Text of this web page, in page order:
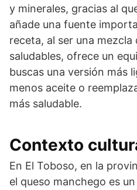
y minerales, gracias al
añade una fuente
receta, al ser una
saludables, ofrece un
buscas una versión más
menos aceite o
más saludable.
Contexto
En El Toboso, en la
el queso manchego es